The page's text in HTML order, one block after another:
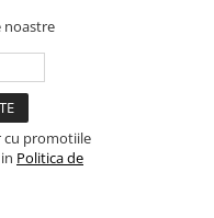
noastre
cu promotiile
Politica de